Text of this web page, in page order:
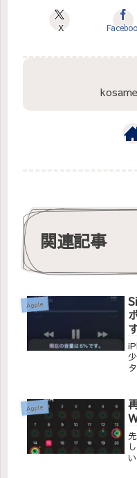
X
関連記事
Apple
Apple